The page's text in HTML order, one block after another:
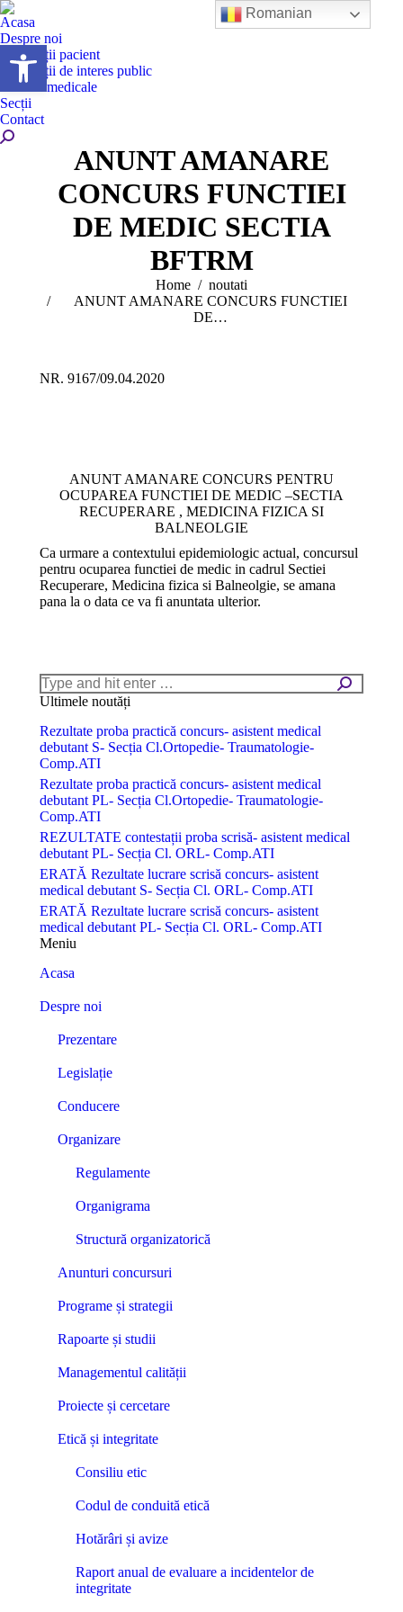
Deschide bara de unelte
Acasa
Despre noi
Informații pacient
Informații de interes public
Servicii medicale
Secții
Contact
Search:
ANUNT AMANARE
CONCURS FUNCTIEI
DE MEDIC SECTIA
BFTRM
Home
noutati
ANUNT AMANARE CONCURS FUNCTIEI
DE…
NR. 9167/09.04.2020
ANUNT AMANARE CONCURS PENTRU
OCUPAREA FUNCTIEI DE MEDIC –SECTIA
RECUPERARE , MEDICINA FIZICA SI
BALNEOLGIE
Ca urmare a contextului epidemiologic actual, concursul
pentru ocuparea functiei de medic in cadrul Sectiei
Recuperare, Medicina fizica si Balneolgie, se amana
pana la o data ce va fi anuntata ulterior.
Search:
Ultimele noutăți
Rezultate proba practică concurs- asistent medical
debutant S- Secția Cl.Ortopedie- Traumatologie-
Comp.ATI
Rezultate proba practică concurs- asistent medical
debutant PL- Secția Cl.Ortopedie- Traumatologie-
Comp.ATI
REZULTATE contestații proba scrisă- asistent medical
debutant PL- Secția Cl. ORL- Comp.ATI
ERATĂ Rezultate lucrare scrisă concurs- asistent
medical debutant S- Secția Cl. ORL- Comp.ATI
ERATĂ Rezultate lucrare scrisă concurs- asistent
medical debutant PL- Secția Cl. ORL- Comp.ATI
Meniu
Acasa
Despre noi
Prezentare
Legislație
Conducere
Organizare
Regulamente
Organigrama
Structură organizatorică
Anunturi concursuri
Programe și strategii
Rapoarte și studii
Managementul calității
Proiecte și cercetare
Etică și integritate
Consiliu etic
Codul de conduită etică
Hotărâri și avize
Raport anual de evaluare a incidentelor de
integritate
Romanian